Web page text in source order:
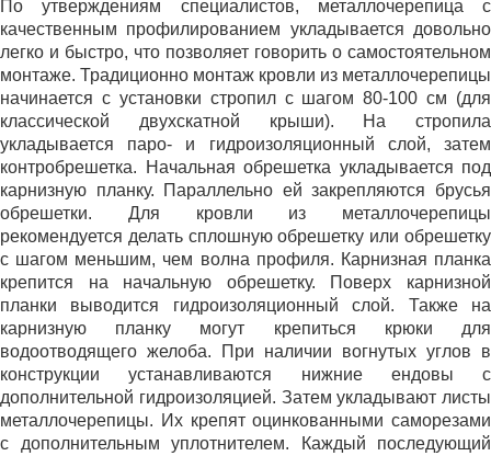
По утверждениям специалистов, металлочерепица с
качественным профилированием укладывается довольно
легко и быстро, что позволяет говорить о самостоятельном
монтаже. Традиционно монтаж кровли из металлочерепицы
начинается с установки стропил с шагом 80-100 см (для
классической двухскатной крыши). На стропила
укладывается паро- и гидроизоляционный слой, затем
контробрешетка. Начальная обрешетка укладывается под
карнизную планку. Параллельно ей закрепляются брусья
обрешетки. Для кровли из металлочерепицы
рекомендуется делать сплошную обрешетку или обрешетку
с шагом меньшим, чем волна профиля. Карнизная планка
крепится на начальную обрешетку. Поверх карнизной
планки выводится гидроизоляционный слой. Также на
карнизную планку могут крепиться крюки для
водоотводящего желоба. При наличии вогнутых углов в
конструкции устанавливаются нижние ендовы с
дополнительной гидроизоляцией. Затем укладывают листы
металлочерепицы. Их крепят оцинкованными саморезами
с дополнительным уплотнителем. Каждый последующий